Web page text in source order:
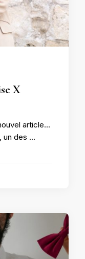
X
article…
un des …